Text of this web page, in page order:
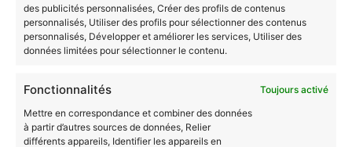
des publicités personnalisées, Créer des profils de contenus
personnalisés, Utiliser des profils pour sélectionner des contenus
personnalisés, Développer et améliorer les services, Utiliser des
données limitées pour sélectionner le contenu.
Fonctionnalités
Toujours activé
Mettre en correspondance et combiner des données
à partir d’autres sources de données, Relier
différents appareils, Identifier les appareils en
Évolution Diplômante
La VAE vous permet deviser de nouveaux diplômes
professionnelle.
Pour plus d’informations, n’hésitez pas à
contactergratuitement.